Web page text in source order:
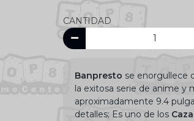
CANTIDAD
Banpresto se enorgullece
la exitosa serie de anime y
aproximadamente 9.4
detalles; Es uno de los